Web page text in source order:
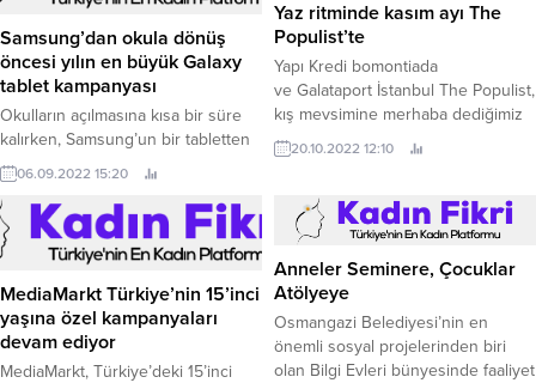
Samsung’dan okula dönüş
öncesi yılın en büyük Galaxy
tablet kampanyası
Okulların açılmasına kısa bir süre
kalırken, Samsung’un bir tabletten
beklenenin ötesine geçen yeni
Galaxy Tab S8 Tablet serisi ile çok
sevilen modeli Galaxy Tab S7 FE
modelleri kaçırılmayacak bir
kampanya ile kullanıcılara
sunuluyor.
06.09.2022 15:20
Yaz ritminde kasım ayı The
Populist’te
Yapı Kredi bomontiada
ve Galataport İstanbul The Populist,
kış mevsimine merhaba dediğimiz
kasım ayında da yaz enerjisini
aratmayan kesintisiz eğlenceye ev
20.10.2022 12:10
MediaMarkt Türkiye’nin 15’inci
yaşına özel kampanyaları
devam ediyor
MediaMarkt, Türkiye’deki 15’inci
Anneler Seminere, Çocuklar
Atölyeye
Osmangazi Belediyesi’nin en
önemli sosyal projelerinden biri
olan Bilgi Evleri bünyesinde faaliyet